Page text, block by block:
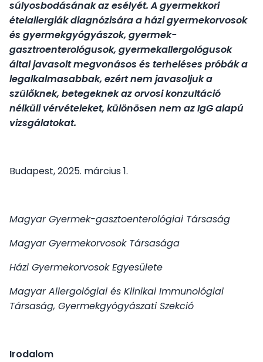
súlyosbodásának az esélyét. A gyermekkori
ételallergiák diagnózisára a házi gyermekorvosok
és gyermekgyógyászok, gyermek-
gasztroenterológusok, gyermekallergológusok
által javasolt megvonásos és terheléses próbák a
legalkalmasabbak, ezért nem javasoljuk a
szülőknek, betegeknek az orvosi konzultáció
nélküli vérvételeket, különösen nem az IgG alapú
vizsgálatokat.
Budapest, 2025. március 1.
Magyar Gyermek-gasztoenterológiai Társaság
Magyar Gyermekorvosok Társasága
Házi Gyermekorvosok Egyesülete
Magyar Allergológiai és Klinikai Immunológiai
Társaság, Gyermekgyógyászati Szekció
Irodalom